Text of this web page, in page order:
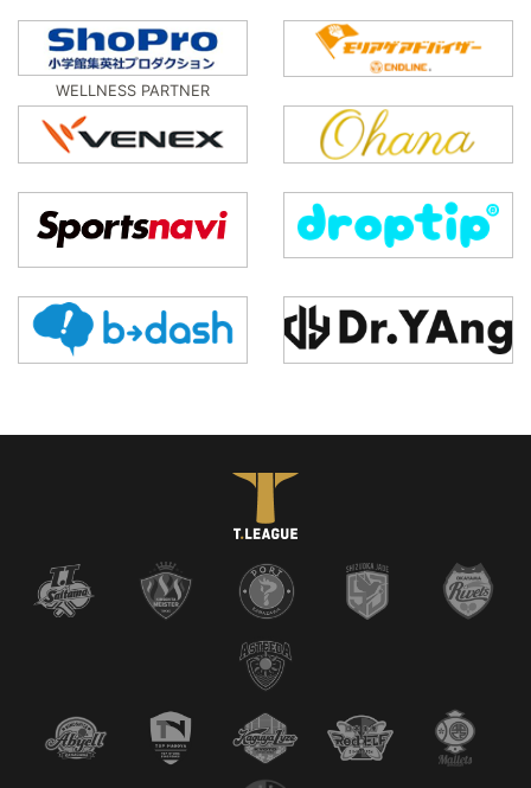
WELLNESS PARTNER